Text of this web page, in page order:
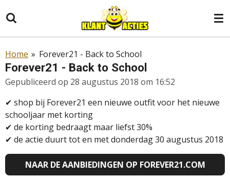
direct
naar
hoofdinhoud
Home » Forever21 - Back to School
Forever21 - Back to School
Gepubliceerd op 28 augustus 2018 om 16:52
✔ shop bij Forever21 een nieuwe outfit voor het nieuwe
schooljaar met korting
✔ de korting bedraagt maar liefst 30%
✔ de actie duurt tot en met donderdag 30 augustus 2018
NAAR DE AANBIEDINGEN OP FOREVER21.COM